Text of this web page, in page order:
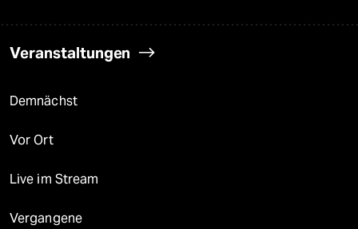
Veranstaltungen
Demnächst
Vor Ort
Live im Stream
Vergangene